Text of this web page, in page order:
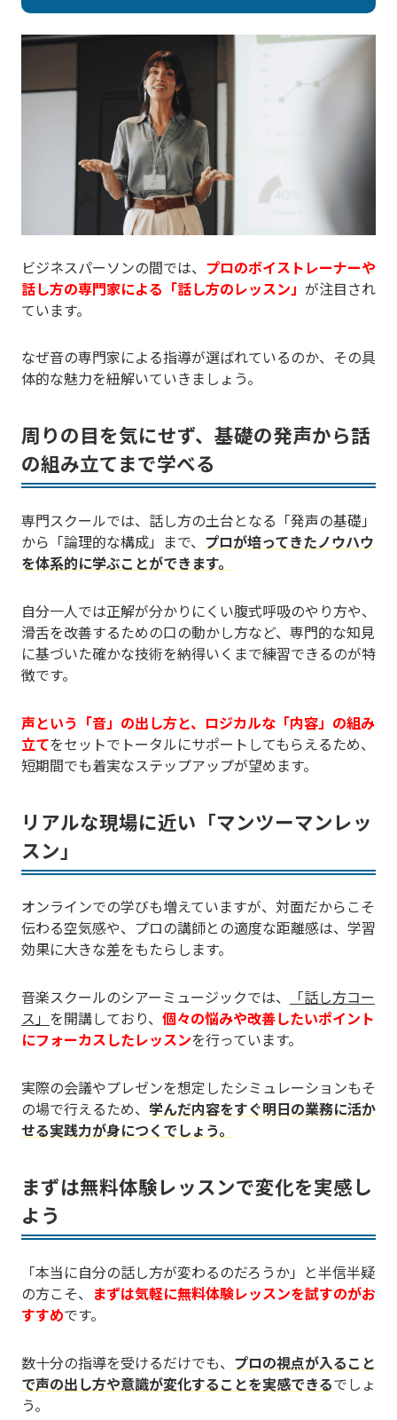
ビジネスパーソンの間では、 プロのボイストレーナーや
話し方の専門家による「話し方のレッスン」 が注目され
ています。
なぜ音の専門家による指導が選ばれているのか、その具
体的な魅力を紐解いていきましょう。
周りの目を気にせず、基礎の発声から話
の組み立てまで学べる
専門スクールでは、話し方の土台となる「発声の基礎」
から「論理的な構成」まで、 プロが培ってきたノウハウ
を体系的に学ぶことができます。
自分一人では正解が分かりにくい腹式呼吸のやり方や、
滑舌を改善するための口の動かし方など、専門的な知見
に基づいた確かな技術を納得いくまで練習できるのが特
徴です。
声という「音」の出し方と、ロジカルな「内容」の組み
立てをセットでトータルにサポートしてもらえるため、
短期間でも着実なステップアップが望めます。
リアルな現場に近い「マンツーマンレッ
スン」
オンラインでの学びも増えていますが、対面だからこそ
伝わる空気感や、プロの講師との適度な距離感は、学習
効果に大きな差をもたらします。
音楽スクールのシアーミュージックでは、
「話し方コー
ス」 を開講しており、 個々の悩みや改善したいポイント
にフォーカスしたレッスンを行っています。
実際の会議やプレゼンを想定したシミュレーションもそ
の場で行えるため、 学んだ内容をすぐ明日の業務に活か
せる実践力が身につくでしょう。
まずは無料体験レッスンで変化を実感し
よう
「本当に自分の話し方が変わるのだろうか」と半信半疑
の方こそ、 まずは気軽に無料体験レッスンを試すのがお
すすめです。
数十分の指導を受けるだけでも、 プロの視点が入ること
で声の出し方や意識が変化することを実感できるでしょ
う。